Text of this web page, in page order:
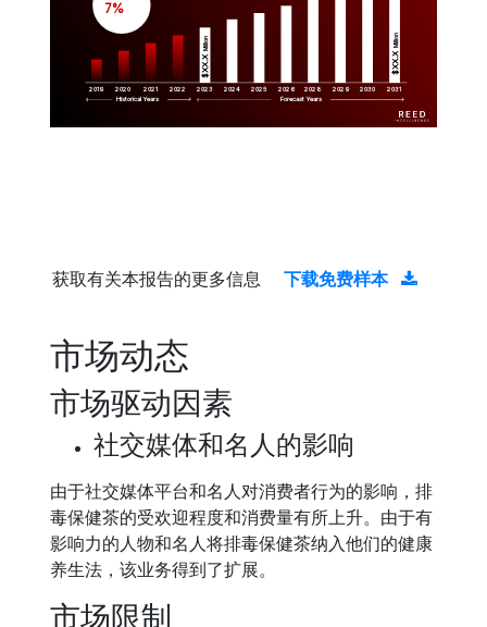
2019 2020 2021 2022 2023 2024 2025 2026 2028 2029 2030 2031
$XX.X
Million
$XX.X
Million
7%
Historical Years Forecast Years
获取有关本报告的更多信息 下载免费样本
市场动态
市场驱动因素
社交媒体和名人的影响
由于社交媒体平台和名人对消费者行为的影响，排
毒保健茶的受欢迎程度和消费量有所上升。由于有
影响力的人物和名人将排毒保健茶纳入他们的健康
养生法，该业务得到了扩展。
市场限制